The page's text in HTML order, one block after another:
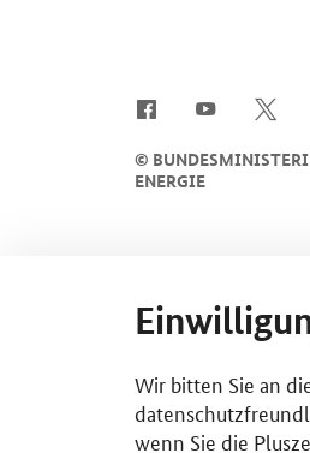
©
ENERGIE
Wir bitten Sie an
wenn Sie die